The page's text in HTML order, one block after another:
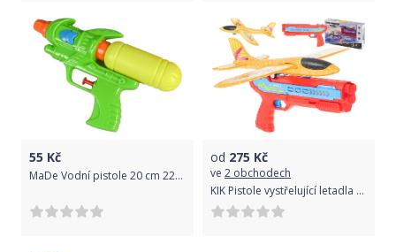
55 Kč
MaDe Vodní pistole 20 cm 22cm
od 275 Kč
ve 2 obchodech
KIK Pistole vystřelující letadla červeno-oranžová